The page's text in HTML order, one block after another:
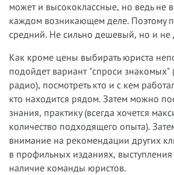
может и высококлассные, но ведь не
каждом возникающем деле. Поэтому
средний. Не сильно дешевый, но и не
Как кроме цены выбирать юриста
подойдет вариант "спроси
радио), посмотреть кто и с кем
кто находится рядом. Затем можно
знания, практику (всегда хочется
количество подходящего опыта).
внимание на рекомендации других
в профильных изданиях,
наличие команды юристов.